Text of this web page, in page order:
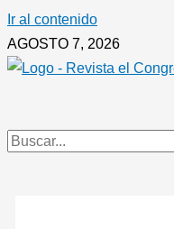
Ir al contenido
AGOSTO 7, 2026